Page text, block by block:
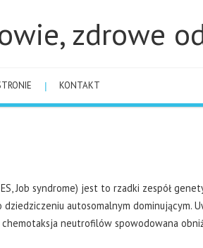
zdrowe
KONTAKT
Job syndrome) jest to rzadki zespół
autosomalnym dominującym.
neutrofilów spowodowana